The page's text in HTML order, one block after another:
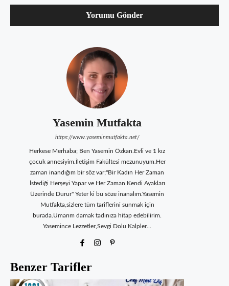
Yasemin Mutfakta
https://www.yaseminmutfakta.net/
Herkese Merhaba; Ben Yasemin Özkan.Evli ve 1 kız
çocuk annesiyim.İletişim Fakültesi mezunuyum.Her
zaman inandığım bir söz var;"Bir Kadın Her Zaman
İstediği Herşeyi Yapar ve Her Zaman Kendi Ayakları
Üzerinde Durur" Yeter ki bu söze inanalım.Yasemin
Mutfakta,sizlere tüm tariflerini sunmak için
burada.Umarım damak tadınıza hitap edebilirim.
Yasemince Lezzetler,Sevgi Dolu Kalpler...
Benzer Tarifler